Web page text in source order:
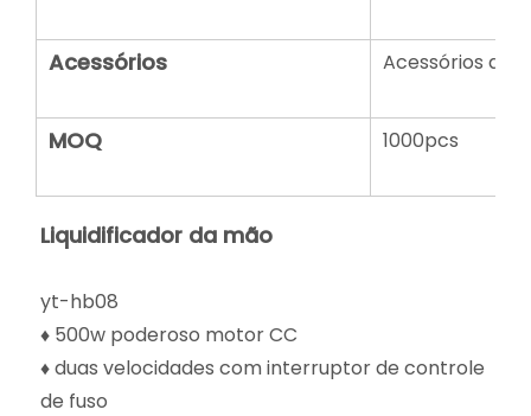
Acessórios Acessórios
MOQ 1000pcs
Liquidificador da mão
yt-hb08
♦ 500w poderoso motor CC
♦ duas velocidades com interruptor de controle
de fuso